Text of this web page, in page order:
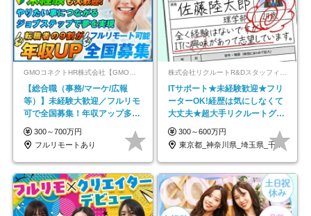
GMOコネクトHR株式会社【GMOインターネットグループ】
【総合職（事務/マーケ/広報
等）】未経験大歓迎／フルリモ
可で全国募集！年収アップ多数
★年休最大130日★
300～700万円
フルリモートあり
ITサポート★未経験歓迎★フリ
ーターOK!経歴は気にしなくて
大丈夫★超大手リクルートグル
ープの正社員/sg
300～600万円
東京都_神奈川県_埼玉県_千葉県_大阪府…